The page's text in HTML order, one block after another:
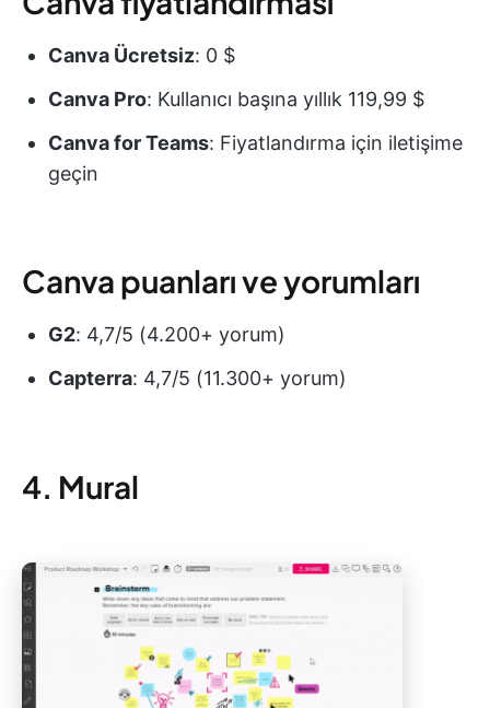
Canva Ücretsiz: 0 $
Canva Pro: Kullanıcı başına yıllık 119,99 $
Canva for Teams: Fiyatlandırma için iletişime
geçin
Canva puanları ve yorumları
G2: 4,7/5 (4.200+ yorum)
Capterra: 4,7/5 (11.300+ yorum)
4. Mural